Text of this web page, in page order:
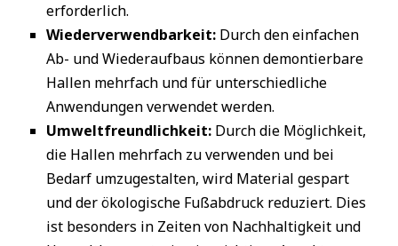
erforderlich.
Wiederverwendbarkeit: Durch den einfachen
Ab- und Wiederaufbaus können demontierbare
Hallen mehrfach und für unterschiedliche
Anwendungen verwendet werden.
Umweltfreundlichkeit: Durch die Möglichkeit,
die Hallen mehrfach zu verwenden und bei
Bedarf umzugestalten, wird Material gespart
und der ökologische Fußabdruck reduziert. Dies
ist besonders in Zeiten von Nachhaltigkeit und